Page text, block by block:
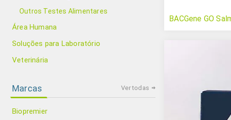
BACGene GO
Outros Testes Alimentares
Área Humana
Soluções para Laboratório
Veterinária
Marcas
Biopremier
Ver todas